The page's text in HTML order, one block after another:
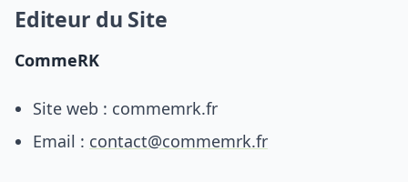
Editeur du Site
CommeRK
Site web : commemrk.fr
Email : contact@commemrk.fr